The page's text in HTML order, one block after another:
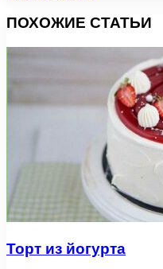
ПОХОЖИЕ СТАТЬИ
Торт из йогурта